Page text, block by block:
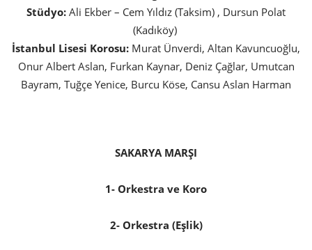
Stüdyo: Ali Ekber – Cem Yıldız (Taksim) , Dursun Polat
(Kadıköy)
İstanbul Lisesi Korosu: Murat Ünverdi, Altan Kavuncuoğlu,
Onur Albert Aslan, Furkan Kaynar, Deniz Çağlar, Umutcan
Bayram, Tuğçe Yenice, Burcu Köse, Cansu Aslan Harman
SAKARYA MARŞI
1- Orkestra ve Koro
2- Orkestra (Eşlik)